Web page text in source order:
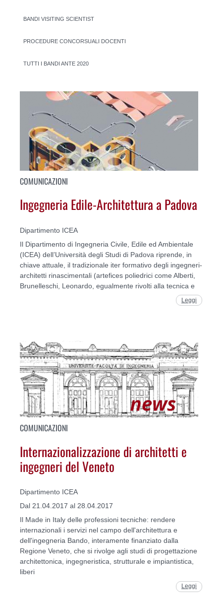
BANDI VISITING SCIENTIST
PROCEDURE CONCORSUALI DOCENTI
TUTTI I BANDI ANTE 2020
COMUNICAZIONI
Ingegneria Edile-Architettura a Padova
Dipartimento ICEA
Il Dipartimento di Ingegneria Civile, Edile ed Ambientale
(ICEA) dell’Università degli Studi di Padova riprende, in
chiave attuale, il tradizionale iter formativo degli ingegneri-
architetti rinascimentali (artefices poliedrici come Alberti,
Brunelleschi, Leonardo, egualmente rivolti alla tecnica e
Leggi
COMUNICAZIONI
Internazionalizzazione di architetti e
ingegneri del Veneto
Dipartimento ICEA
Dal 21.04.2017 al 28.04.2017
Il Made in Italy delle professioni tecniche: rendere
internazionali i servizi nel campo dell'architettura e
dell'ingegneria Bando, interamente finanziato dalla
Regione Veneto, che si rivolge agli studi di progettazione
architettonica, ingegneristica, strutturale e impiantistica,
liberi
Leggi